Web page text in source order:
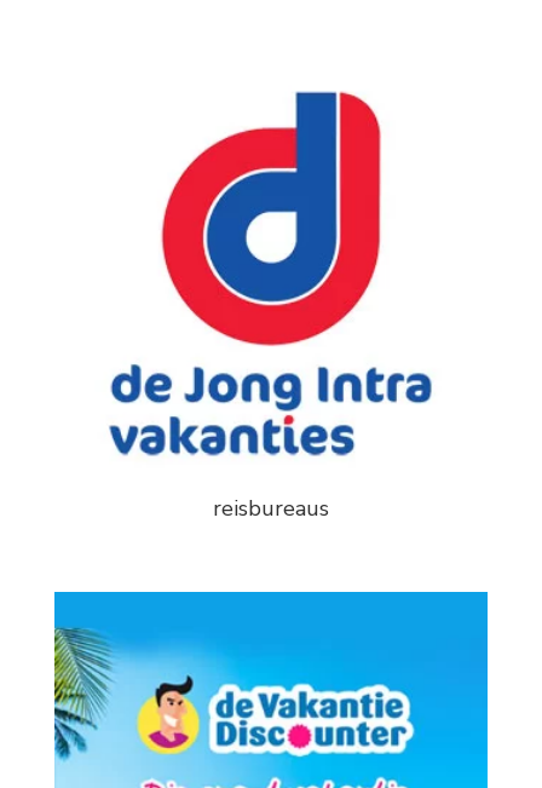
reisbureaus